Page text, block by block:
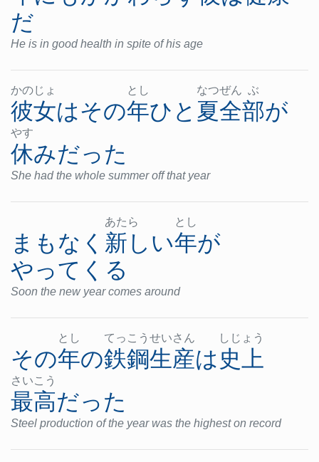
だ
He is in good health in spite of his age
かのじょ
彼女はその
とし
年ひと
なつ
夏
ぜん ぶ
全部が
やす
休みだった
She had the whole summer off that year
まもなく
あた ら
新しい
とし
年が
やってくる
Soon the new year comes around
その
とし
年の
てっ こう
鉄鋼
せいさん
生産は
しじ ょう
史上
さいこう
最高だった
Steel production of the year was the highest on record